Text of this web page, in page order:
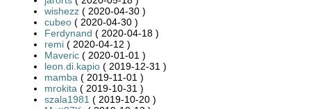
wishezz ( 2020-04-30 )
cubeo ( 2020-04-30 )
Ferdynand ( 2020-04-18 )
remi ( 2020-04-12 )
Maveric ( 2020-01-01 )
leon.di.kapio ( 2019-12-31 )
mamba ( 2019-11-01 )
mrokita ( 2019-10-31 )
szala1981 ( 2019-10-20 )